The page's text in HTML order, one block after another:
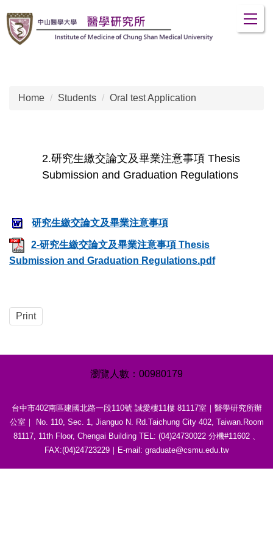
to
the
Home
Students Oral test Application
2.研究生繳交論文及畢業注意事項 Thesis
Submission and Graduation Regulations
研究生繳交論文及畢業注意事項
2-研究生繳交論文及畢業注意事項 Thesis
Submission and Graduation Regulations.pdf
Print
00980179
台中市402南區建國北路一段110號 誠愛樓11樓 81117室｜醫學研究所辦
公室｜ No. 110, Sec. 1, Jianguo N. Rd.Taichung City 402, Taiwan.Room
81117, 11th Floor, Chengai Building TEL: (04)24730022 分機#11602 、
FAX:(04)24723229｜E-mail: graduate@csmu.edu.tw